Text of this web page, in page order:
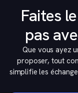
Faites
pas
Que vous ayez
proposer, tout
simplifie les